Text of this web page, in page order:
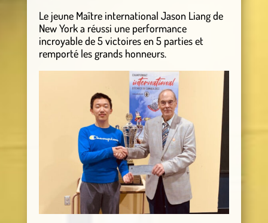
Le jeune Maître international Jason Liang de
New York a réussi une performance
incroyable de 5 victoires en 5 parties et
remporté les grands honneurs.